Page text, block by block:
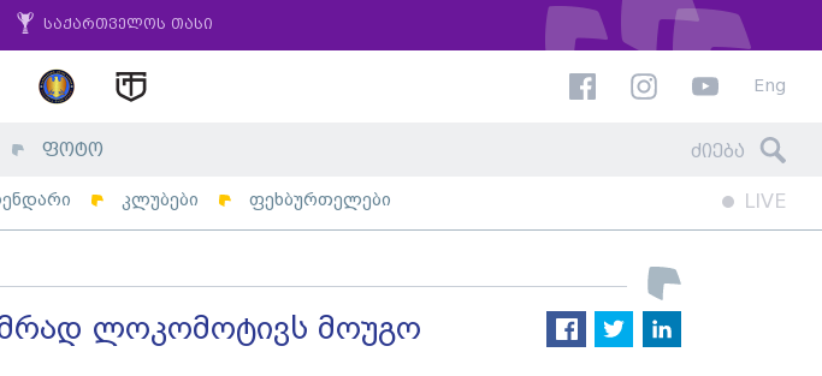
საქართველოს თასი
Eng
ფოტო
კლუბები ფეხბურთელები LIVE
ლოკომოტივს მოუგო